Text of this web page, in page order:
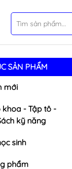
SẢN PHẨM
mới
khoa - Tập tô -
kỹ năng
sinh
phẩm